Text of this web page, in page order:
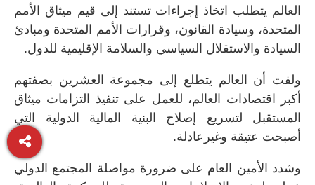
العالم يتطلب اتخاذ إجراءات تستند إلى قيم ميثاق الأمم
المتحدة، وسيادة القانون، وقرارات الأمم المتحدة ومبادئ
السيادة والاستقلال السياسي والسلامة الإقليمية للدول.
ولفت أن العالم يتطلع إلى مجموعة العشرين بصفتهم
أكبر اقتصادات العالم، للعمل على تنفيذ التزامات ميثاق
المستقبل لتسريع إصلاح البنية المالية الدولية التي
أصبحت عتيقة وغيرعادلة.
وشدد الأمين العام على ضرورة مواصلة المجتمع الدولي